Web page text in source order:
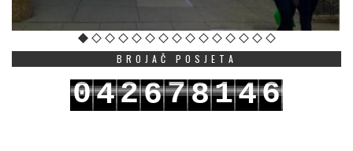
BROJAČ POSJETA
042678146